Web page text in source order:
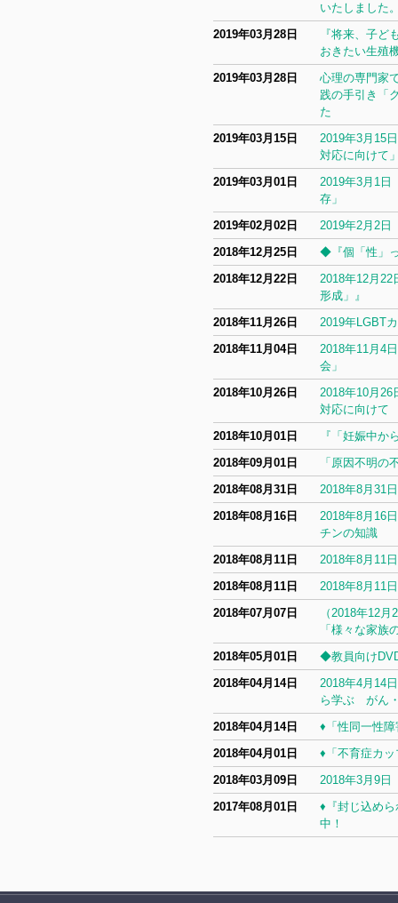
いたしました
2019年03月28日
『将来、子
おきたい生殖
2019年03月28日
心理の専門家
践の手引き「
た
2019年03月15日
2019年3月15
対応に向けて
2019年03月01日
2019年3月1日
存」
2019年02月02日
2019年2月2日
2018年12月25日
◆『個「性」
2018年12月22日
2018年12月
形成」』
2018年11月26日
2019年LGBT
2018年11月04日
2018年11月4
会」
2018年10月26日
2018年10月26
対応に向けて
2018年10月01日
『「妊娠中か
2018年09月01日
「原因不明の
2018年08月31日
2018年8月31
2018年08月16日
2018年8月16
チンの知識
2018年08月11日
2018年8月11
2018年08月11日
2018年8月11
2018年07月07日
（2018年12
「様々な家
2018年05月01日
◆教員向け
2018年04月14日
2018年4月14
ら学ぶ がん
2018年04月14日
♦「性同一性
2018年04月01日
♦「不育症カ
2018年03月09日
2018年3月9日
2017年08月01日
♦『封じ込め
中！